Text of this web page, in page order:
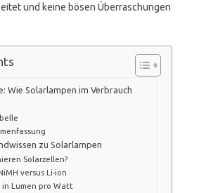
und keine bösen Überraschungen
Wie Solarlampen im Verbrauch
zu Solarlampen
Solarzellen?
versus Li-ion
in Lumen pro Watt